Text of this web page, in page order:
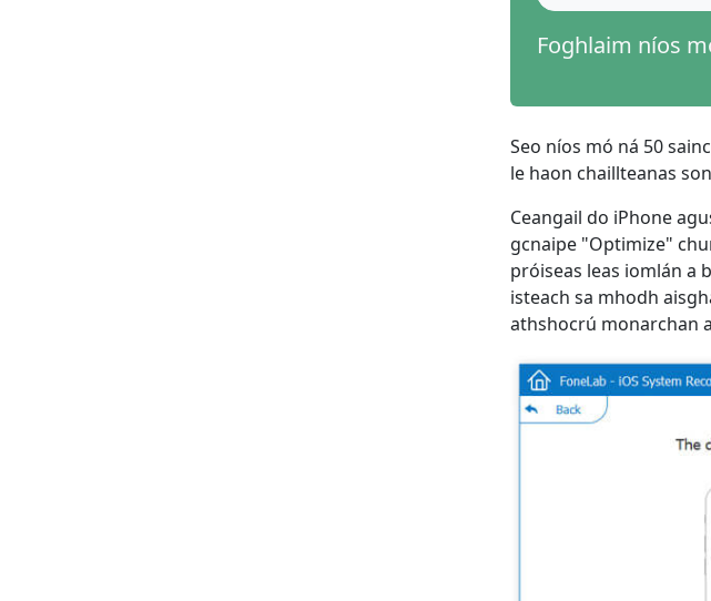
Foghlaim níos
Seo níos mó ná 50
le haon chaillteanas
Ceangail do iPhone
gcnaipe "Optimize"
próiseas leas iomlán a
isteach sa mhodh
athshocrú monarchan